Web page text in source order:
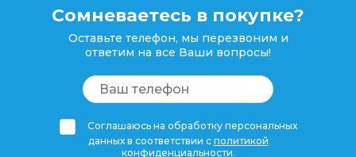
Сомневаетесь в покупке?
Оставьте телефон, мы перезвоним и
ответим на все Ваши вопросы!
Соглашаюсь на обработку персональных
данных в соответствии с политикой
конфиденциальности.